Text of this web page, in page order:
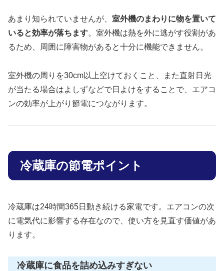
あまり知られていませんが、 室外機のまわりに物を置いて
いると効率が落ちます。室外機は熱を外に逃がす役割があ
るため、周囲に障害物があると十分に機能できません。
室外機の周りを30cm以上空けておくこと、また直射日光
が当たる場合はよしずなどで日よけをすることで、エアコ
ンの効率が上がり節電につながります。
冷蔵庫の節電ポイント
冷蔵庫は24時間365日動き続ける家電です。エアコンの次
に電気代に影響する存在なので、使い方を見直す価値があ
ります。
冷蔵庫に食品を詰め込みすぎない